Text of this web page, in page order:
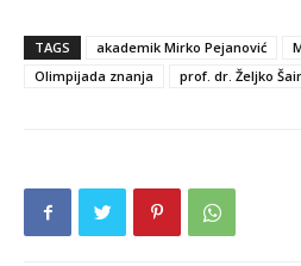
TAGS akademik Mirko Pejanović
Olimpijada znanja
prof. dr. Željko